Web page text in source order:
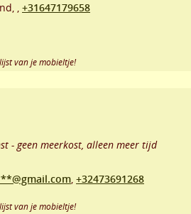
, +31647179658
van je mobieltje!
- geen meerkost, alleen meer tijd
, +32473691268
van je mobieltje!